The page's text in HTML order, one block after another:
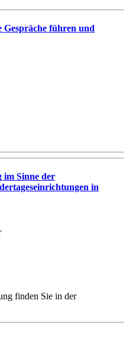
führen und
im Sinne der
in
finden Sie in der